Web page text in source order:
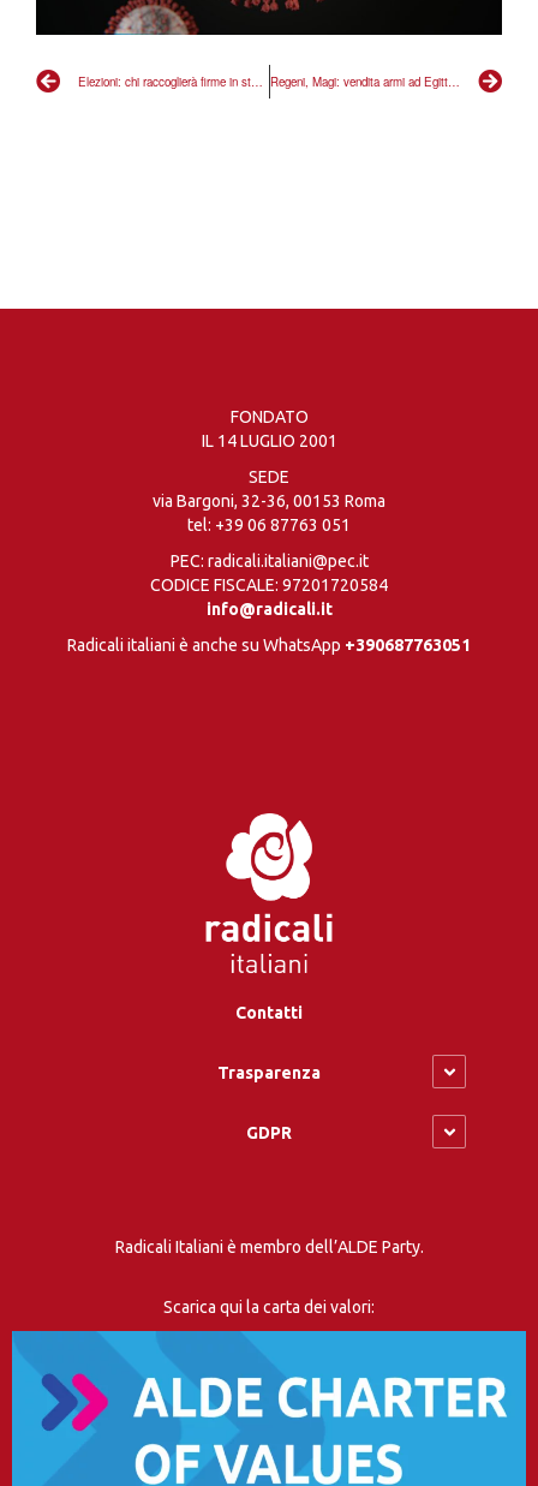
Regeni, Magi: vendita armi ad Egitto errore politico e contro legge italiana
FONDATO
IL 14 LUGLIO 2001
SEDE
via Bargoni, 32-36, 00153 Roma
tel: +39 06 87763 051
PEC: radicali.italiani@pec.it
CODICE FISCALE: 97201720584
info@radicali.it
Radicali italiani è anche su WhatsApp +390687763051
Contatti
Trasparenza
GDPR
Radicali Italiani è membro dell’ALDE Party.
Scarica qui la carta dei valori: